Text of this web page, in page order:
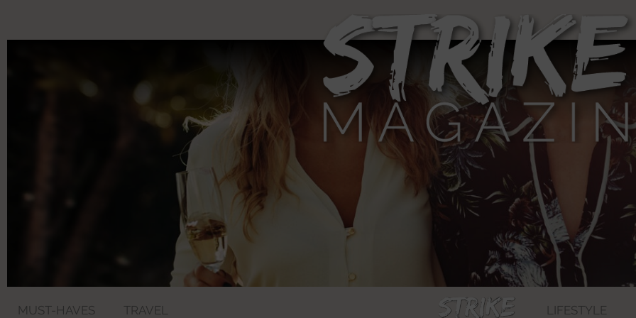
MUST-HAVES TRAVEL LIFESTYLE